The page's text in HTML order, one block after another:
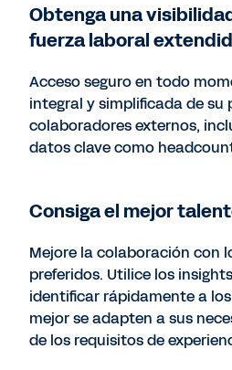
Obtenga una
fuerza laboral
Acceso seguro en todo
integral y simplificada de su
colaboradores externos,
datos clave como
Consiga el mejor
Mejore la colaboración con
preferidos. Utilice los
identificar rápidamente a
mejor se adapten a sus
de los requisitos de